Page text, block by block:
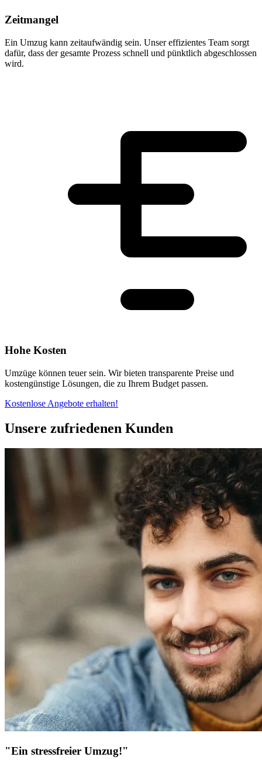
Zeitmangel
Ein Umzug kann zeitaufwändig sein. Unser effizientes Team sorgt
dafür, dass der gesamte Prozess schnell und pünktlich abgeschlossen
wird.
Hohe Kosten
Umzüge können teuer sein. Wir bieten transparente Preise und
kostengünstige Lösungen, die zu Ihrem Budget passen.
Kostenlose Angebote erhalten!
Unsere zufriedenen Kunden
"Ein stressfreier Umzug!"